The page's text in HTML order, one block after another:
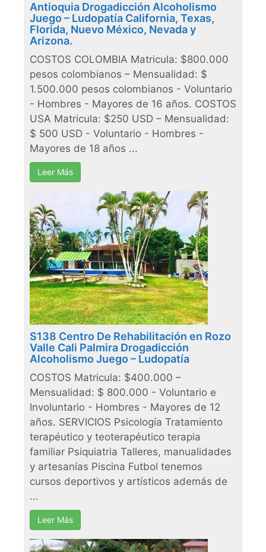
Antioquia Drogadicción Alcoholismo
Juego – Ludopatía California, Texas,
Florida, Nuevo México, Nevada y
Arizona.
COSTOS COLOMBIA Matricula: $800.000
pesos colombianos – Mensualidad: $
1.500.000 pesos colombianos - Voluntario
- Hombres - Mayores de 16 años. COSTOS
USA Matricula: $250 USD – Mensualidad:
$ 500 USD - Voluntario - Hombres -
Mayores de 18 años ...
Leer Más
S138 Centro De Rehabilitación en Rozo
Valle Cali Palmira Drogadicción
Alcoholismo Juego – Ludopatía
COSTOS Matricula: $400.000 –
Mensualidad: $ 800.000 - Voluntario e
Involuntario - Hombres - Mayores de 12
años. SERVICIOS Psicología Tratamiento
terapéutico y teoterapéutico terapia
familiar Psiquiatria Talleres, manualidades
y artesanías Piscina Futbol tenemos
cursos deportivos y artísticos además de
...
Leer Más